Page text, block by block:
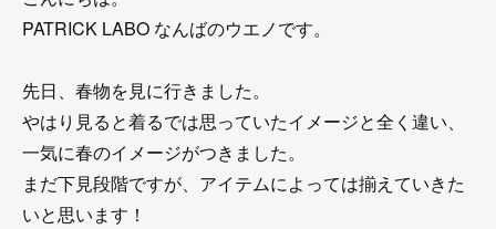
PATRICK LABO なんばのウエノです。
先日、春物を見に行きました。
やはり見ると着るでは思っていたイメージと全く違い、
一気に春のイメージがつきました。
まだ下見段階ですが、アイテムによっては揃えていきた
いと思います！